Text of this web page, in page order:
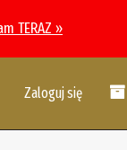
TERAZ »
Zaloguj się